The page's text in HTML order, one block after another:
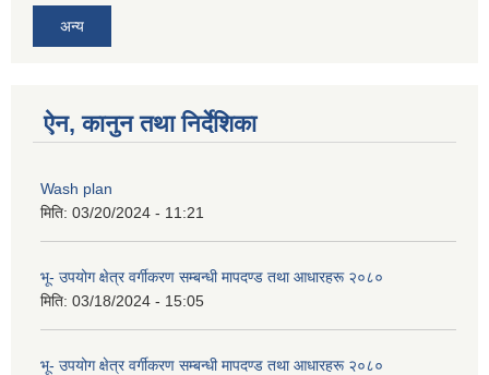
अन्य
ऐन, कानुन तथा निर्देशिका
Wash plan
मिति: 03/20/2024 - 11:21
भू- उपयोग क्षेत्र वर्गीकरण सम्बन्धी मापदण्ड तथा आधारहरू २०८०
मिति: 03/18/2024 - 15:05
भू- उपयोग क्षेत्र वर्गीकरण सम्बन्धी मापदण्ड तथा आधारहरू २०८०